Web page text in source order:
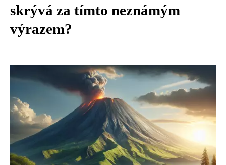
skrývá za tímto neznámým
výrazem?